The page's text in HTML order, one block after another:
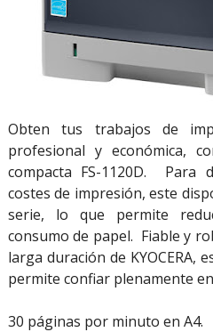
Obten tus trabajos de
profesional y económica,
compacta FS-1120D. Para
costes de impresión, este
serie, lo que permite
consumo de papel. Fiable y
larga duración de KYOCERA,
permite confiar plenamente
30 páginas por minuto en A4.